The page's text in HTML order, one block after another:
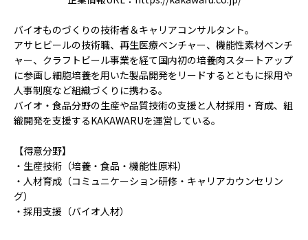
会員
パートナー
メンター
EVENT
イベント
REPORT
プロジェクト・
バイオものづくりの技術者＆キャリアコンサルタント。
アサヒビールの技術職、再生医療ベンチャー、機能性素材ベンチ
ャー、クラフトビール事業を経て国内初の培養肉スタートアップ
に参画し細胞培養を用いた製品開発をリードするとともに採用や
人事制度など組織づくりに携わる。
バイオ・食品分野の生産や品質技術の支援と人材採用・育成、組
織開発を支援するKAKAWARUを運営している。
【得意分野】
・生産技術（培養・食品・機能性原料）
・人材育成（コミュニケーション研修・キャリアカウンセリン
グ）
・採用支援（バイオ人材）